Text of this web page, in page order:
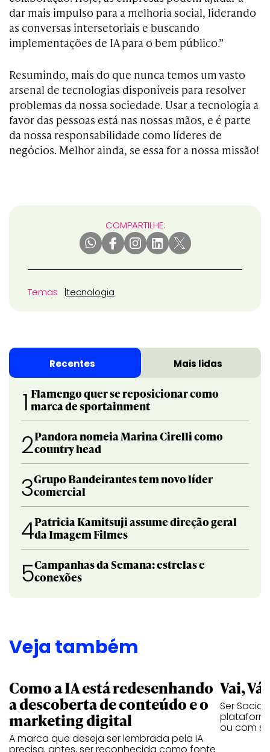
dar mais impulso para a melhoria social, liderando
as conversas intersetoriais e buscando
implementações de IA para o bem público.”
Resumindo, mais do que nunca temos um vasto
arsenal de tecnologias disponíveis para resolver
problemas da nossa sociedade. Usar a tecnologia a
favor das pessoas está nas nossas mãos, e é parte
da nossa responsabilidade como líderes de
negócios. Melhor ainda, se essa for a nossa missão!
COMPARTILHE:
Temas tecnologia
Recentes Mais lidas
1 Flamengo quer se reposicionar como
marca de sportainment
2Pandora nomeia Marina Cirelli como
country head
3Grupo Bandeirantes tem novo líder
comercial
4Patricia Kamitsuji assume direção geral
da Imagem Filmes
5Campanhas da Semana: estrelas e
conexões
Veja também
Como a IA está redesenhando
a descoberta de conteúdo e o
marketing digital
A marca que deseja ser lembrada pela IA
Vai,
Ser
ou com